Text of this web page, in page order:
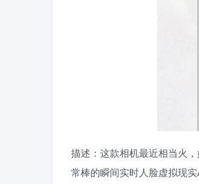
描述：这款相机最近相当火
常棒的瞬间实时人脸虚拟现